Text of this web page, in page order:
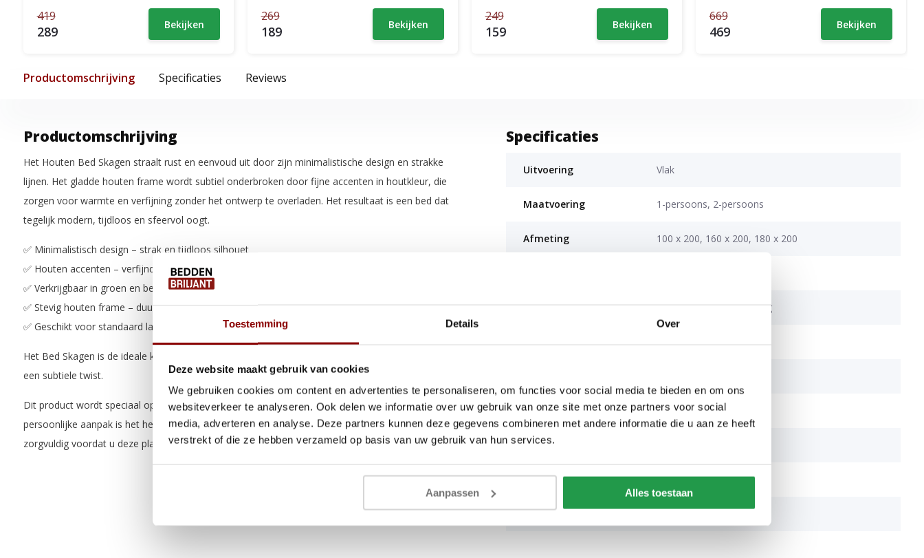
Toestemming Details Over
Deze website maakt gebruik van cookies
We gebruiken cookies om content en advertenties te personaliseren, om functies voor social media te bieden en om ons
websiteverkeer te analyseren. Ook delen we informatie over uw gebruik van onze site met onze partners voor social
media, adverteren en analyse. Deze partners kunnen deze gegevens combineren met andere informatie die u aan ze heeft
verstrekt of die ze hebben verzameld op basis van uw gebruik van hun services.
Aanpassen Alles toestaan
419
289 Bekijken
269
189 Bekijken
249
159 Bekijken
669
469 Bekijken
Productomschrijving Specificaties Reviews
Productomschrijving
Het Houten Bed Skagen straalt rust en eenvoud uit door zijn minimalistische design en strakke
lijnen. Het gladde houten frame wordt subtiel onderbroken door fijne accenten in houtkleur, die
zorgen voor warmte en verfijning zonder het ontwerp te overladen. Het resultaat is een bed dat
tegelijk modern, tijdloos en sfeervol oogt.
✅ Minimalistisch design – strak en tijdloos silhouet
✅ Houten accenten – verfijnde details voor extra warmte
✅ Verkrijgbaar in groen en beige – passend bij uiteenlopende interieurs
✅ Stevig houten frame – duurzame en stabiele basis
✅ Geschikt voor standaard lattenbodems en matrassen
Het Bed Skagen is de ideale keuze voor wie houdt van een moderne, natuurlijke uitstraling met
een subtiele twist.
Dit product wordt speciaal op maat gemaakt volgens de wensen van de klant. Door deze
persoonlijke aanpak is het herroepingsrecht niet van toepassing. Controleer uw bestelling
zorgvuldig voordat u deze plaatst. Meer informatie vindt u in onzeAlgemene voorwaarden.
Specificaties
Uitvoering Vlak
Maatvoering 1-persoons, 2-persoons
Afmeting 100 x 200, 160 x 200, 180 x 200
Breedte 5 cm breder dan afmeting
Hoogte 50 cm
Materiaal Hout
Lattenbodem
Matras Niet inbegrepen
Montagehandleiding Inbegrepen